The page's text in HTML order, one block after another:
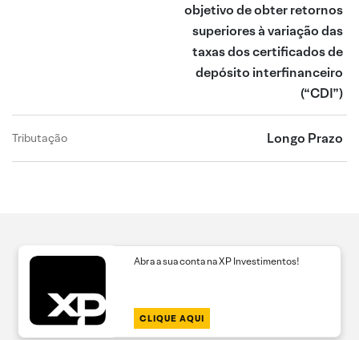
objetivo de obter retornos
superiores à variação das
taxas dos certificados de
depósito interfinanceiro
(“CDI”)
Tributação Longo Prazo
Abra a sua conta na XP Investimentos!
CLIQUE AQUI